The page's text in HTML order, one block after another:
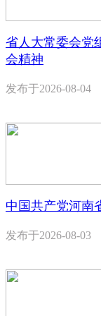
省人大常委会党
会精神
发布于2026-08-04
中国共产党河南
发布于2026-08-03